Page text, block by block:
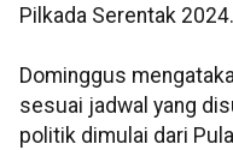
Pilkada Serentak 2024.
Dominggus
sesuai jadwal yang
politik dimulai dari